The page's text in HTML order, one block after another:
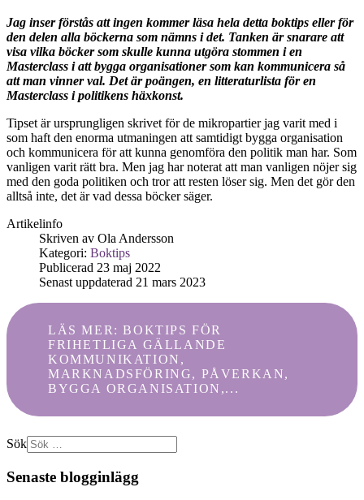
Jag inser förstås att ingen kommer läsa hela detta boktips eller för
den delen alla böckerna som nämns i det. Tanken är snarare att
visa vilka böcker som skulle kunna utgöra stommen i en
Masterclass i att bygga organisationer som kan kommunicera så
att man vinner val. Det är poängen, en litteraturlista för en
Masterclass i politikens häxkonst.
Tipset är ursprungligen skrivet för de mikropartier jag varit med i
som haft den enorma utmaningen att samtidigt bygga organisation
och kommunicera för att kunna genomföra den politik man har. Som
vanligen varit rätt bra. Men jag har noterat att man vanligen nöjer sig
med den goda politiken och tror att resten löser sig. Men det gör den
alltså inte, det är vad dessa böcker säger.
Artikelinfo
Skriven av Ola Andersson
Kategori: Boktips
Publicerad 23 maj 2022
Senast uppdaterad 21 mars 2023
LÄS MER: BOKTIPS FÖR
FRIHETLIGA GÄLLANDE
KOMMUNIKATION,
MARKNADSFÖRING, PÅVERKAN,
BYGGA ORGANISATION,...
Sök
Senaste blogginlägg